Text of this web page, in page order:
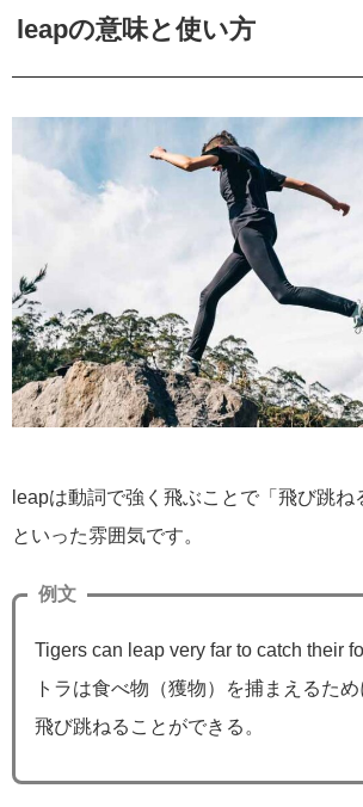
leapの意味と使い方
leapは動詞で強く飛ぶことで「飛び跳ね
といった雰囲気です。
例文
Tigers can leap very far to catch their
トラは食べ物（獲物）を捕まえるた
飛び跳ねることができる。